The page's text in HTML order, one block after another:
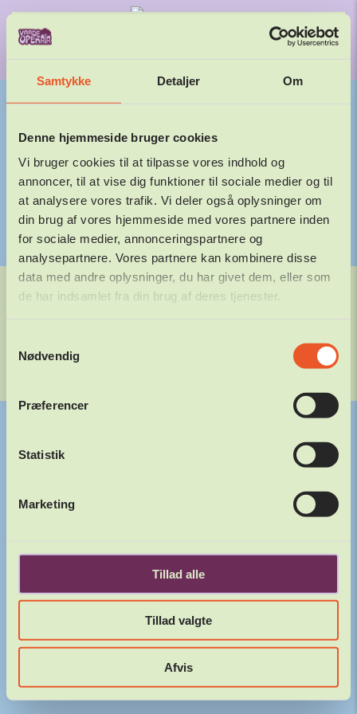
Samtykke Detaljer Om
Denne hjemmeside bruger cookies
Vi bruger cookies til at tilpasse vores indhold og
annoncer, til at vise dig funktioner til sociale medier og til
at analysere vores trafik. Vi deler også oplysninger om
din brug af vores hjemmeside med vores partnere inden
for sociale medier, annonceringspartnere og
analysepartnere. Vores partnere kan kombinere disse
data med andre oplysninger, du har givet dem, eller som
de har indsamlet fra din brug af deres tjenester.
Nødvendig
Præferencer
Statistik
Marketing
Tillad alle
Tillad valgte
Afvis
Gå til hovedindhold
29. – 31.
JULI 2027
PER SLESSING
04.03.2026 DANIEL
FORRIGE NÆSTE
2026 Varde Open Air. Alle rettigheder forbeholdes.